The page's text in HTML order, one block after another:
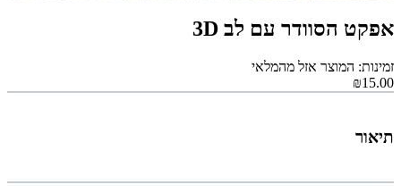
אפקט הסוודר עם לב 3D
זמינות: המוצר אזל מהמלאי
₪15.00
תיאור